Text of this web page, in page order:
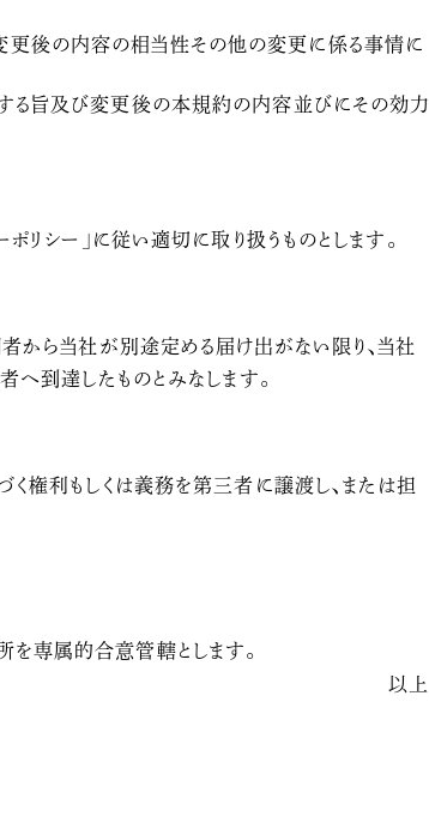
更後の内容の相当性その他の変更に係る事情に
る旨及び変更後の本規約の内容並びにその効力
リシー」に従い適切に取り扱うものとします。
から当社が別途定める届け出がない限り、当社
へ到達したものとみなします。
権利もしくは義務を第三者に譲渡し、または担
専属的合意管轄とします。
以上